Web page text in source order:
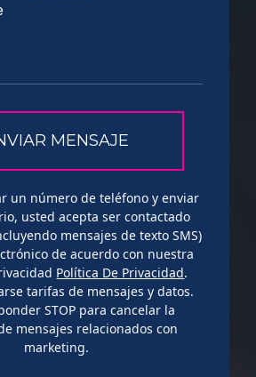
un número de teléfono y enviar
usted acepta ser contactado
mensajes de texto SMS)
de acuerdo con nuestra
Política De Privacidad.
tarifas de mensajes y datos.
STOP para cancelar la
mensajes relacionados con
marketing.